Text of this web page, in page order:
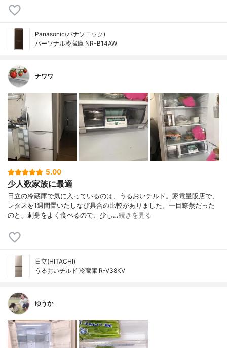
Panasonic(パナソニック)
パーソナル冷蔵庫 NR-B14AW
ナワワ
5.00
少人数家族に最適
日立の冷蔵庫で気に入っているのは、うるおいチルド。家電量販店で、
レタスを1週間置いたしなび具合の比較がありました。一目瞭然だった
のと、刺身をよく食べるので、少し…続きを見る
日立(HITACHI)
うるおいチルド 冷蔵庫 R-V38KV
ゆうか